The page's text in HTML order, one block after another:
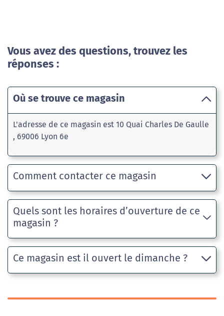
Vous avez des questions, trouvez les
réponses :
Où se trouve ce magasin
L'adresse de ce magasin est 10 Quai Charles De Gaulle
, 69006 Lyon 6e
Comment contacter ce magasin
Quels sont les horaires d’ouverture de ce
magasin ?
Ce magasin est il ouvert le dimanche ?